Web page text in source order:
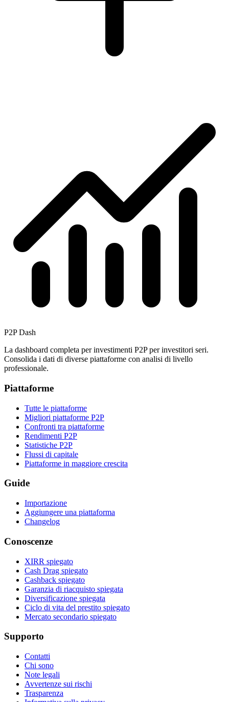
P2P Dash
La dashboard completa per investimenti P2P per investitori seri.
Consolida i dati di diverse piattaforme con analisi di livello
professionale.
Piattaforme
Tutte le piattaforme
Migliori piattaforme P2P
Confronti tra piattaforme
Rendimenti P2P
Statistiche P2P
Flussi di capitale
Piattaforme in maggiore crescita
Guide
Importazione
Aggiungere una piattaforma
Changelog
Conoscenze
XIRR spiegato
Cash Drag spiegato
Cashback spiegato
Garanzia di riacquisto spiegata
Diversificazione spiegata
Ciclo di vita del prestito spiegato
Mercato secondario spiegato
Supporto
Contatti
Chi sono
Note legali
Avvertenze sui rischi
Trasparenza